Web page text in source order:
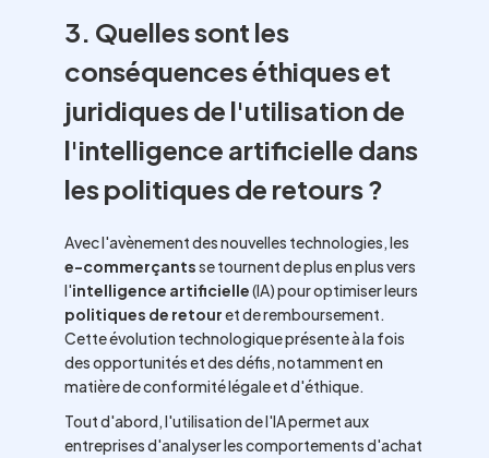
3. Quelles sont les
conséquences éthiques et
juridiques de l'utilisation de
l'intelligence artificielle dans
les politiques de retours ?
Avec l'avènement des nouvelles technologies, les
e-commerçantsse tournent de plus en plus vers
l'intelligence artificielle(IA) pour optimiser leurs
politiques de retouret de remboursement.
Cette évolution technologique présente à la fois
des opportunités et des défis, notamment en
matière de conformité légale et d'éthique.
Tout d'abord, l'utilisation de l'IA permet aux
entreprises d'analyser les comportements d'achat